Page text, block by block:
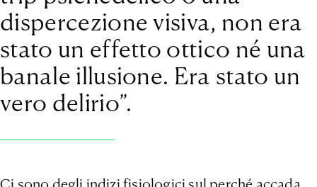
dispercezione visiva, non era
stato un effetto ottico né una
banale illusione. Era stato un
vero delirio”.